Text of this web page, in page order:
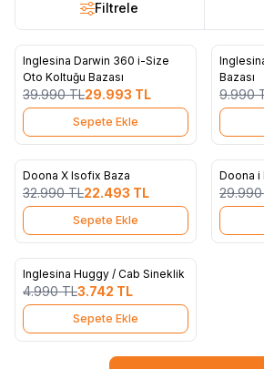
Filtrele
%25
Favorilere Ekle
Inglesina Darwin 360 i-Size
Oto Koltuğu Bazası
39.990TL29.993 TL
Sepete Ekle
%25
Bazası
9.990
%32
Favorilere Ekle
Doona X Isofix Baza
32.990TL22.493 TL
Sepete Ekle
%31
Doona i
29.990
%25
Favorilere Ekle
Inglesina Huggy / Cab Sineklik
4.990TL3.742 TL
Sepete Ekle